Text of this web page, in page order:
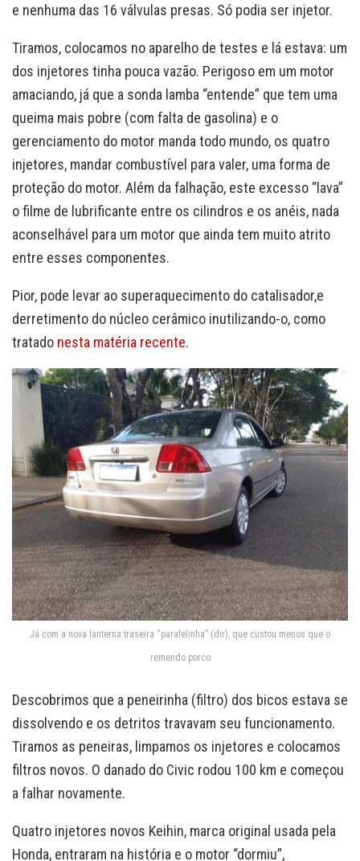
e nenhuma das 16 válvulas presas. Só podia ser injetor.
Tiramos, colocamos no aparelho de testes e lá estava: um
dos injetores tinha pouca vazão. Perigoso em um motor
amaciando, já que a sonda lamba “entende” que tem uma
queima mais pobre (com falta de gasolina) e o
gerenciamento do motor manda todo mundo, os quatro
injetores, mandar combustível para valer, uma forma de
proteção do motor. Além da falhação, este excesso “lava”
o filme de lubrificante entre os cilindros e os anéis, nada
aconselhável para um motor que ainda tem muito atrito
entre esses componentes.
Pior, pode levar ao superaquecimento do catalisador,e
derretimento do núcleo cerâmico inutilizando-o, como
tratado nesta matéria recente.
Já com a nova lanterna traseira “paralelinha” (dir), que custou menos que o
remendo porco
Descobrimos que a peneirinha (filtro) dos bicos estava se
dissolvendo e os detritos travavam seu funcionamento.
Tiramos as peneiras, limpamos os injetores e colocamos
filtros novos. O danado do Civic rodou 100 km e começou
a falhar novamente.
Quatro injetores novos Keihin, marca original usada pela
Honda, entraram na história e o motor “dormiu”,